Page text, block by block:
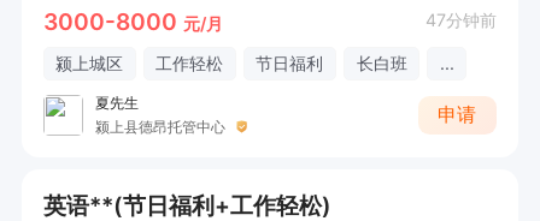
3000-8000 元/月 47分钟前
颍上城区 工作轻松 节日福利 长白班 ...
夏先生
颍上县德昂托管中心
申请
英语**(节日福利+工作轻松)